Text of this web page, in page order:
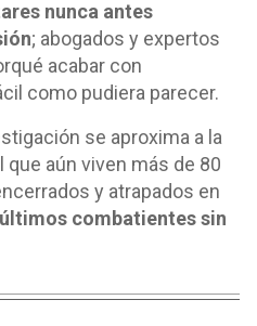
nunca antes
; abogados y expertos
acabar con
como pudiera parecer.
se aproxima a la
que aún viven más de 80
y atrapados en
combatientes sin